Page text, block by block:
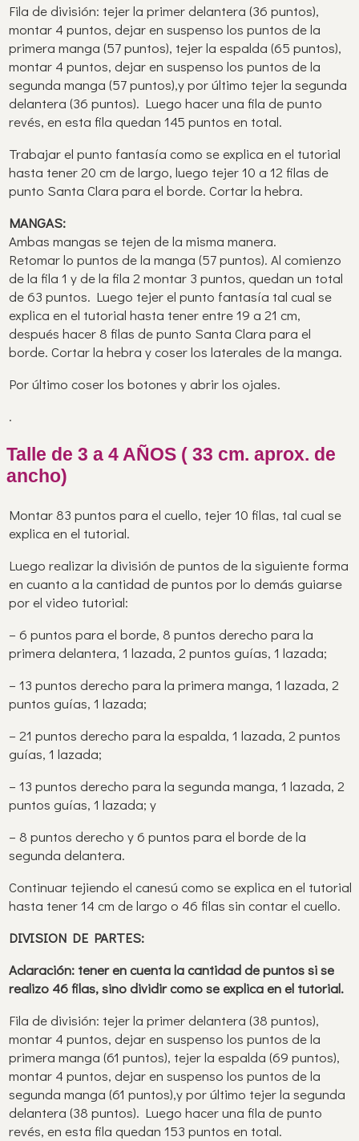
Fila de división: tejer la primer delantera (36 puntos),
montar 4 puntos, dejar en suspenso los puntos de la
primera manga (57 puntos), tejer la espalda (65 puntos),
montar 4 puntos, dejar en suspenso los puntos de la
segunda manga (57 puntos),y por último tejer la segunda
delantera (36 puntos). Luego hacer una fila de punto
revés, en esta fila quedan 145 puntos en total.
Trabajar el punto fantasía como se explica en el tutorial
hasta tener 20 cm de largo, luego tejer 10 a 12 filas de
punto Santa Clara para el borde. Cortar la hebra.
MANGAS:
Ambas mangas se tejen de la misma manera.
Retomar lo puntos de la manga (57 puntos). Al comienzo
de la fila 1 y de la fila 2 montar 3 puntos, quedan un total
de 63 puntos. Luego tejer el punto fantasía tal cual se
explica en el tutorial hasta tener entre 19 a 21 cm,
después hacer 8 filas de punto Santa Clara para el
borde. Cortar la hebra y coser los laterales de la manga.
Por último coser los botones y abrir los ojales.
.
Talle de 3 a 4 AÑOS ( 33 cm. aprox. de
ancho)
Montar 83 puntos para el cuello, tejer 10 filas, tal cual se
explica en el tutorial.
Luego realizar la división de puntos de la siguiente forma
en cuanto a la cantidad de puntos por lo demás guiarse
por el video tutorial:
– 6 puntos para el borde, 8 puntos derecho para la
primera delantera, 1 lazada, 2 puntos guías, 1 lazada;
– 13 puntos derecho para la primera manga, 1 lazada, 2
puntos guías, 1 lazada;
– 21 puntos derecho para la espalda, 1 lazada, 2 puntos
guías, 1 lazada;
– 13 puntos derecho para la segunda manga, 1 lazada, 2
puntos guías, 1 lazada; y
– 8 puntos derecho y 6 puntos para el borde de la
segunda delantera.
Continuar tejiendo el canesú como se explica en el tutorial
hasta tener 14 cm de largo o 46 filas sin contar el cuello.
DIVISION DE PARTES:
Aclaración: tener en cuenta la cantidad de puntos si se
realizo 46 filas, sino dividir como se explica en el tutorial.
Fila de división: tejer la primer delantera (38 puntos),
montar 4 puntos, dejar en suspenso los puntos de la
primera manga (61 puntos), tejer la espalda (69 puntos),
montar 4 puntos, dejar en suspenso los puntos de la
segunda manga (61 puntos),y por último tejer la segunda
delantera (38 puntos). Luego hacer una fila de punto
revés, en esta fila quedan 153 puntos en total.